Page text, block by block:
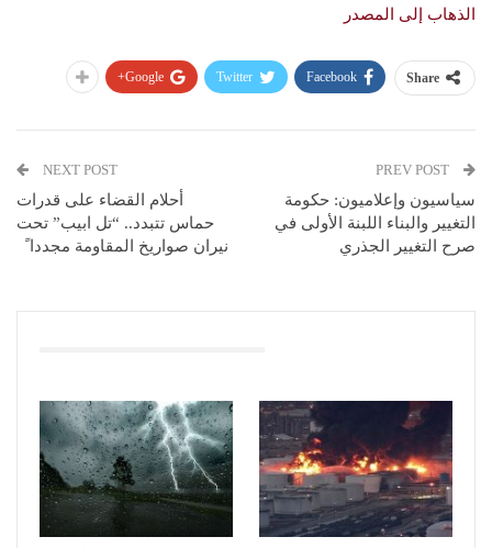
الذهاب إلى المصدر
Share
Facebook
Twitter
Google+
سياسيون وإعلاميون: حكومة
التغيير والبناء اللبنة الأولى في
صرح التغيير الجذري
NEXT POST
أحلام القضاء على قدرات
حماس تتبدد.. “تل ابيب” تحت
نيران صواريخ المقاومة مجددا ً